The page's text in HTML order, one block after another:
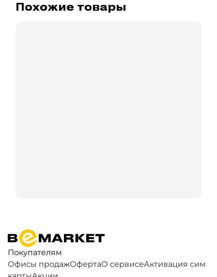
Похожие товары
Покупателям
Офисы продажОфертаО сервисеАктивация сим